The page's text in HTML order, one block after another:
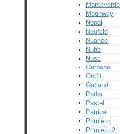
Monteverde
Moonway
Nepal
Neufeld
Nuance
Nube
Nusa
Outboho
Outfit
Outland
Padar
Pastel
Patrica
Primiero
Primiero 2